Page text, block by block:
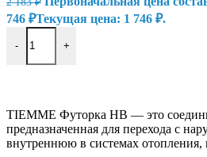
746 ₽Текущая цена: 1 746 ₽.
- +
TIEMME Футорка НВ — это
предназначенная для перехода с
внутреннюю в системах отопления,